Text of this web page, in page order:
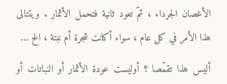
الأغصان الجرداء ، ثمّ تعود ثانية فتحمل الأثمار . ويتتالى
هذا الأمر في كل عام ، سواء أكانت شجرة أم نبتة ، الخ …
أليس هذا تقمّصا ؟ أوليست عودة الأثمار أو النباتات أو